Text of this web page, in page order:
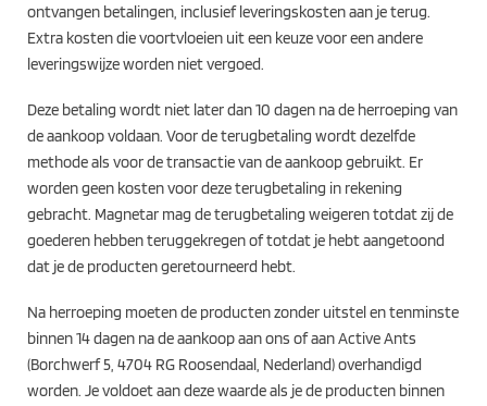
ontvangen betalingen, inclusief leveringskosten aan je terug.
Extra kosten die voortvloeien uit een keuze voor een andere
leveringswijze worden niet vergoed.
Deze betaling wordt niet later dan 10 dagen na de herroeping van
de aankoop voldaan. Voor de terugbetaling wordt dezelfde
methode als voor de transactie van de aankoop gebruikt. Er
worden geen kosten voor deze terugbetaling in rekening
gebracht. Magnetar mag de terugbetaling weigeren totdat zij de
goederen hebben teruggekregen of totdat je hebt aangetoond
dat je de producten geretourneerd hebt.
Na herroeping moeten de producten zonder uitstel en tenminste
binnen 14 dagen na de aankoop aan ons of aan Active Ants
(Borchwerf 5, 4704 RG Roosendaal, Nederland) overhandigd
worden. Je voldoet aan deze waarde als je de producten binnen